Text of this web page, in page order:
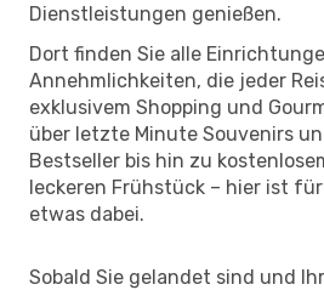
Dienstleistungen genießen.
Dort finden Sie alle
Annehmlichkeiten, die jeder
exklusivem Shopping und
über letzte Minute Souvenirs
Bestseller bis hin zu
leckeren Frühstück – hier ist
etwas dabei.
Sobald Sie gelandet sind und